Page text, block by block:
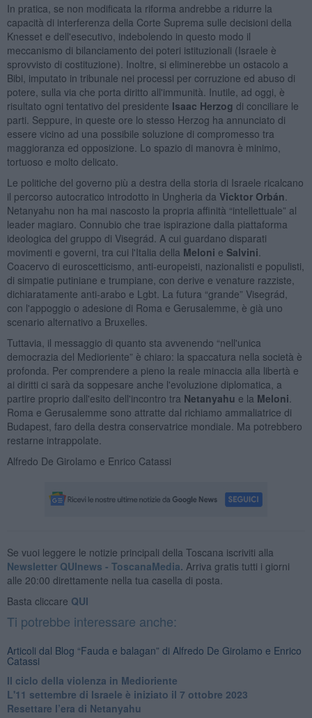
In pratica, se non modificata la riforma andrebbe a ridurre la
capacità di interferenza della Corte Suprema sulle decisioni della
Knesset e dell'esecutivo, indebolendo in questo modo il
meccanismo di bilanciamento dei poteri istituzionali (Israele è
sprovvisto di costituzione). Inoltre, si eliminerebbe un ostacolo a
Bibi, imputato in tribunale nei processi per corruzione ed abuso di
potere, sulla via che porta diritto all'immunità. Inutile, ad oggi, è
risultato ogni tentativo del presidente Isaac Herzog di conciliare le
parti. Seppure, in queste ore lo stesso Herzog ha annunciato di
essere vicino ad una possibile soluzione di compromesso tra
maggioranza ed opposizione. Lo spazio di manovra è minimo,
tortuoso e molto delicato.
Le politiche del governo più a destra della storia di Israele ricalcano
il percorso autocratico introdotto in Ungheria da Vicktor Orbán
Netanyahu non ha mai nascosto la propria affinità “intellettuale” al
leader magiaro. Connubio che trae ispirazione dalla piattaforma
ideologica del gruppo di Visegrád. A cui guardano disparati
movimenti e governi, tra cui l'Italia della Meloni e Salvini
Coacervo di euroscetticismo, anti-europeisti, nazionalisti e populisti,
di simpatie putiniane e trumpiane, con derive e venature razziste,
dichiaratamente anti-arabo e Lgbt. La futura “grande” Visegrád,
con l'appoggio o adesione di Roma e Gerusalemme, è già uno
scenario alternativo a Bruxelles.
Tuttavia, il messaggio di quanto sta avvenendo “nell'unica
democrazia del Medioriente” è chiaro: la spaccatura nella società è
profonda. Per comprendere a pieno la reale minaccia alla libertà e
ai diritti ci sarà da soppesare anche l'evoluzione diplomatica, a
partire proprio dall'esito dell'incontro tra Netanyahu e la Meloni
Roma e Gerusalemme sono attratte dal richiamo ammaliatrice di
Budapest, faro della destra conservatrice mondiale. Ma potrebbero
restarne intrappolate.
Alfredo De Girolamo e Enrico Catassi
Se vuoi leggere le notizie principali della Toscana iscriviti alla
Newsletter QUInews - ToscanaMedia. Arriva gratis tutti i giorni
alle 20:00 direttamente nella tua casella di posta.
Basta cliccare QUI
Ti potrebbe interessare anche:
Articoli dal Blog “Fauda e balagan” di Alfredo De Girolamo e Enrico
Catassi
Il ciclo della violenza in Medioriente
L'11 settembre di Israele è iniziato il 7 ottobre 2023
Resettare l’era di Netanyahu